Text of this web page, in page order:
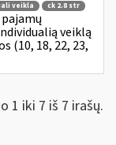
veikla ck 2.8 str
veiklą
(10, 18, 22, 23,
1 iki 7 iš 7 irašų.